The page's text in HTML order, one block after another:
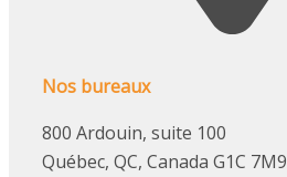
Nos bureaux
800 Ardouin, suite 100
Québec, QC, Canada G1C 7M9